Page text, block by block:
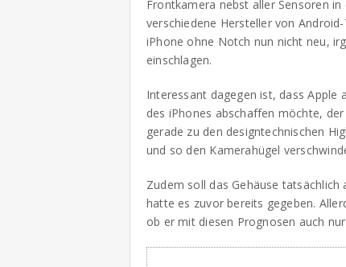
Frontkamera nebst aller Sensoren
verschiedene Hersteller von
iPhone ohne Notch nun nicht neu,
einschlagen.
Interessant dagegen ist, dass Apple
des iPhones abschaffen möchte,
gerade zu den designtechnischen
und so den Kamerahügel
Zudem soll das Gehäuse
hatte es zuvor bereits gegeben.
ob er mit diesen Prognosen auch